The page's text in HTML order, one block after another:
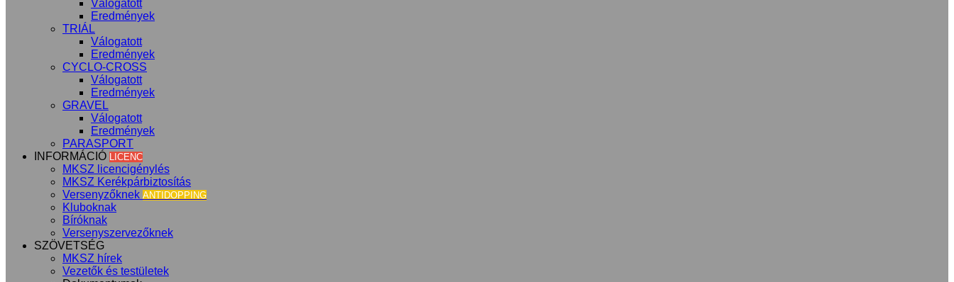
Válogatott
Eredmények
TRIÁL
Válogatott
Eredmények
CYCLO-CROSS
Válogatott
Eredmények
GRAVEL
Válogatott
Eredmények
PARASPORT
INFORMÁCIÓ
LICENC
MKSZ licencigénylés
MKSZ Kerékpárbiztosítás
Versenyzőknek ANTIDOPPING
Kluboknak
Bíróknak
Versenyszervezőknek
SZÖVETSÉG
MKSZ hírek
Vezetők és testületek